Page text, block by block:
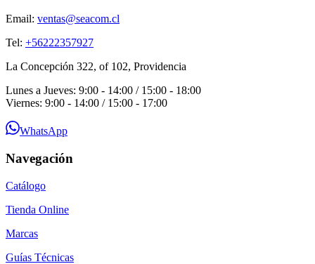
Email: ventas@seacom.cl
Tel: +56222357927
La Concepción 322, of 102, Providencia
Lunes a Jueves: 9:00 - 14:00 / 15:00 - 18:00
Viernes: 9:00 - 14:00 / 15:00 - 17:00
WhatsApp
Navegación
Catálogo
Tienda Online
Marcas
Guías Técnicas